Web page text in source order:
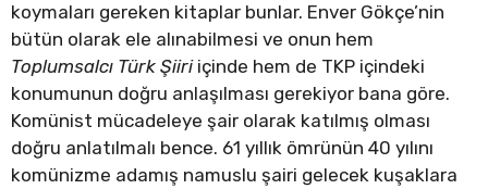
koymaları gereken kitaplar bunlar. Enver Gökçe’nin
bütün olarak ele alınabilmesi ve onun hem
Toplumsalcı Türk Şiiriiçinde hem de TKP içindeki
konumunun doğru anlaşılması gerekiyor bana göre.
Komünist mücadeleye şair olarak katılmış olması
doğru anlatılmalı bence. 61 yıllık ömrünün 40 yılını
komünizme adamış namuslu şairi gelecek kuşaklara